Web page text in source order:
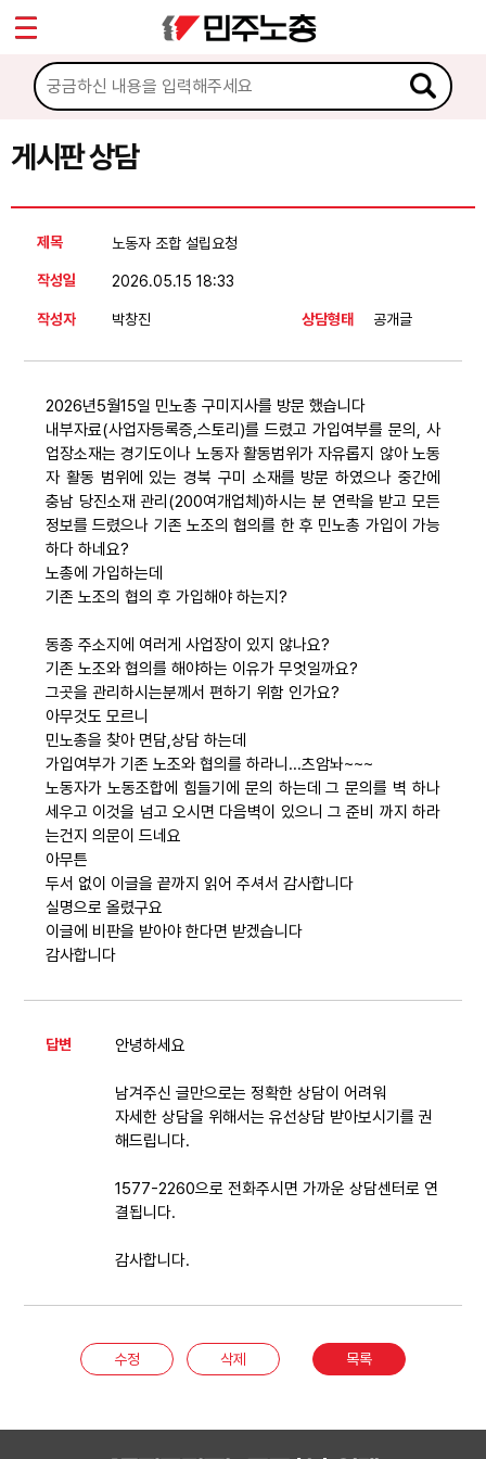
게시판 상담
제목 노동자 조합 설립요청
작성일 2026.05.15 18:33
작성자 박창진 상담형태 공개글
2026년5월15일 민노총 구미지사를 방문 했습니다
내부자료(사업자등록증,스토리)를 드렸고 가입여부를 문의, 사
업장소재는 경기도이나 노동자 활동범위가 자유롭지 않아 노동
자 활동 범위에 있는 경북 구미 소재를 방문 하였으나 중간에
충남 당진소재 관리(200여개업체)하시는 분 연락을 받고 모든
정보를 드렸으나 기존 노조의 협의를 한 후 민노총 가입이 가능
하다 하네요?
노총에 가입하는데
기존 노조의 협의 후 가입해야 하는지?
동종 주소지에 여러게 사업장이 있지 않나요?
기존 노조와 협의를 해야하는 이유가 무엇일까요?
그곳을 관리하시는분께서 편하기 위함 인가요?
아무것도 모르니
민노총을 찾아 면담,상담 하는데
가입여부가 기존 노조와 협의를 하라니...츠암놔~~~
노동자가 노동조합에 힘들기에 문의 하는데 그 문의를 벽 하나
세우고 이것을 넘고 오시면 다음벽이 있으니 그 준비 까지 하라
는건지 의문이 드네요
아무튼
두서 없이 이글을 끝까지 읽어 주셔서 감사합니다
실명으로 올렸구요
이글에 비판을 받아야 한다면 받겠습니다
감사합니다
답변 안녕하세요
남겨주신 글만으로는 정확한 상담이 어려워
자세한 상담을 위해서는 유선상담 받아보시기를 권
해드립니다.
1577-2260으로 전화주시면 가까운 상담센터로 연
결됩니다.
감사합니다.
수정 삭제 목록
마이페이지
소개
소식
노동상담
권리찾기수첩 검색
노동조합 가입 안내
전국 노동상담소 안내
자료
부설기관
업무
Sketchbook5, 스케치북5
Sketchbook5, 스케치북5